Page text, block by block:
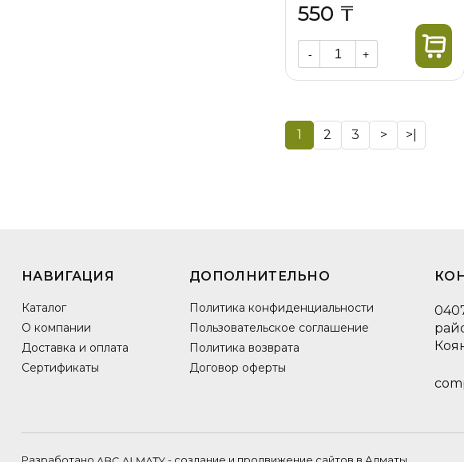
550 ₸
- +
1 2 3 > >|
НАВИГАЦИЯ
Каталог
О компании
Доставка и оплата
Сертификаты
ДОПОЛНИТЕЛЬНО
Политика конфиденциальности
Пользовательское соглашение
Политика возврата
Договор оферты